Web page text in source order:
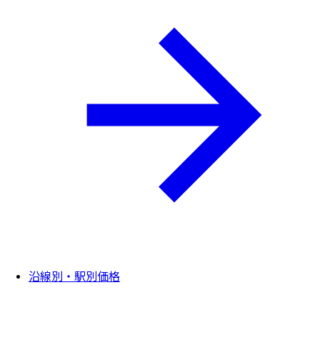
沿線別・駅別価格